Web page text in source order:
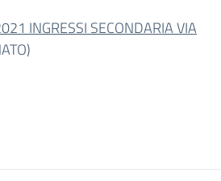
INGRESSI SECONDARIA VIA